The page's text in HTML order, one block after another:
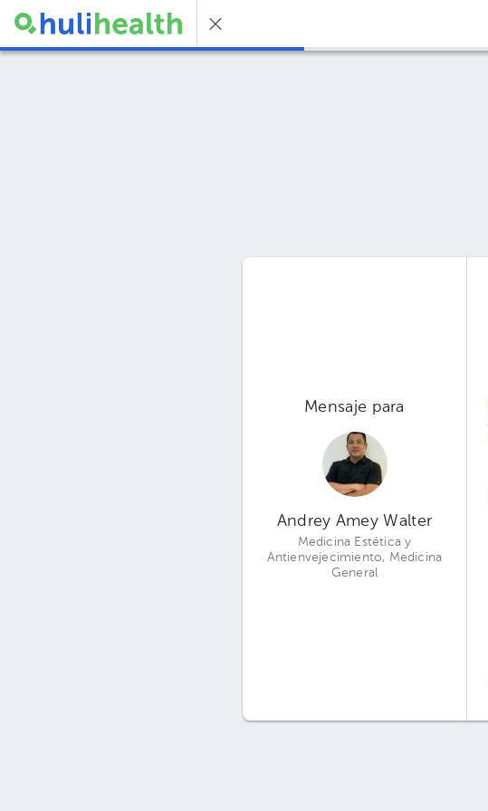
Mensaje para
Andrey Amey Walter
Medicina Estética y
Antienvejecimiento, Medicina
General